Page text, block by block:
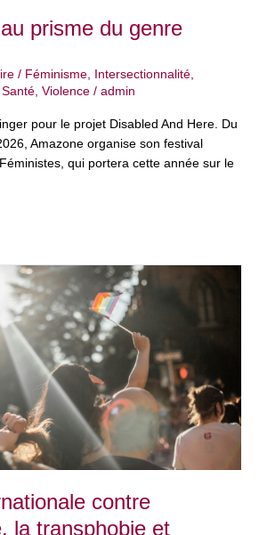
prisme du genre
/ Féminisme, Intersectionnalité,
Santé, Violence / admin
pour le projet Disabled And Here. Du
Amazone organise son festival
qui portera cette année sur le
contre
la transphobie et